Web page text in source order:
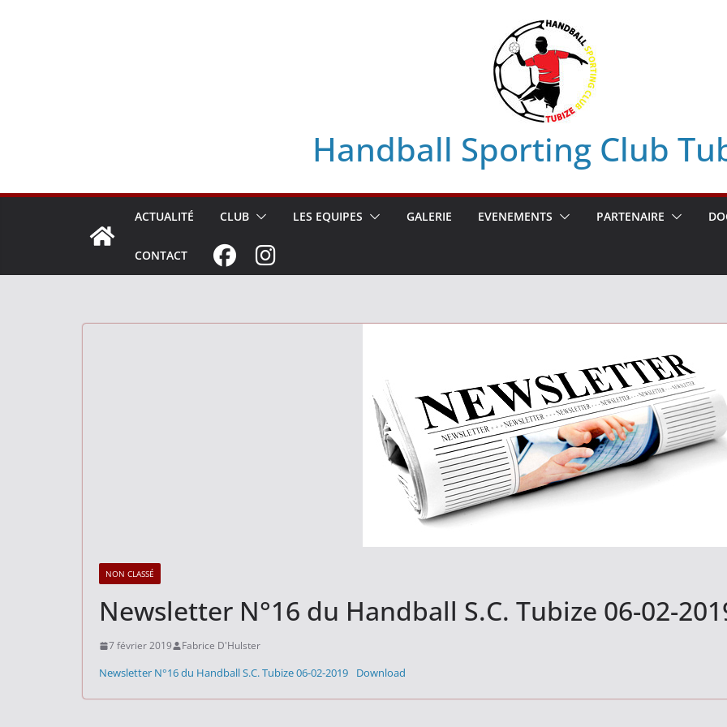
Handball Sporting Club
ACTUALITÉ CLUB LES EQUIPES GALERIE EVENEMENTS PARTENAIRE
CONTACT
NON CLASSÉ
Newsletter N°16 du Handball S.C. Tubize 06-02-
7 février 2019 Fabrice D'Hulster
Newsletter N°16 du Handball S.C. Tubize 06-02-2019 Download